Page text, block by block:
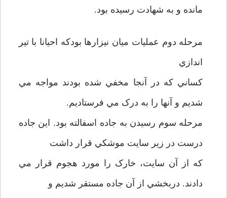
مانده و به شهادت رسيده بود.
مرحله دوم عمليات ميان نيزارها بودکه احيانا با تير
اندازي
کساني که در آنجا مخفي شده بودند مواجه مي
شديم و آنها را به درک مي فرستاديم.
مرحله سوم رسيدن به جاده اسفالته بود. اين جاده
درست در زير سايت موشکي قرار داشت
که از آن سايت، خارک را مورد هجوم قرار مي
دادند. دربخشي از آن جاده مستقر شديم و